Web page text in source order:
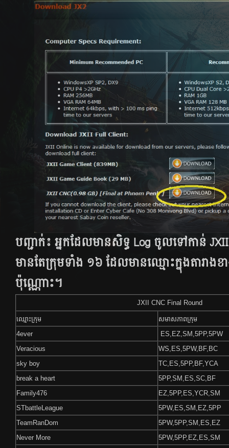
បញ្ជាក់​៖ អ្នក​ដែល​មាន​សិទ្ធ​ Log ចូល​ទៅ​កាន់​
មាន​តែ​ក្រុម​ទាំង ១៦ ដែល​មាន​ឈ្មោះ​ក្នុង​តារាង​ខ
ប៉ុណ្ណោះ។
JXII CNC Final Round
ឈ្មោះក្រុម
សមាសភាពក្រុម
4ever
ES,EZ,SM,5PP,5PW
Veracious
WS,ES,5PW,BF,BC
sky boy
TC,ES,5PP,BF,YCA
break a heart
5PP,SM,ES,SC,BF
Family476
EZ,5PP,ES,YCR,SM
STbattleLeague
5PW,ES,SM,EZ,5PP
TeamRanDom
5PW,5PP,SM,ES,EZ
Never More
5PW,5PP,EZ,ES,SM